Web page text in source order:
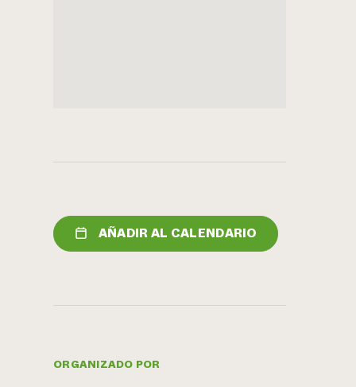
AÑADIR AL CALENDARIO
ORGANIZADO POR